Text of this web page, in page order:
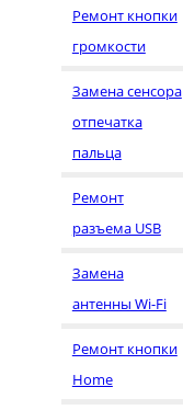
Ремонт кнопки
громкости
Замена сенсора
отпечатка
пальца
Ремонт
разъема USB
Замена
антенны Wi-Fi
Ремонт кнопки
Home